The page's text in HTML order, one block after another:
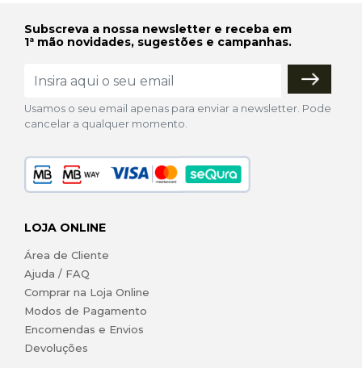
Subscreva a nossa newsletter e receba em
1ª mão novidades, sugestões e campanhas.
Usamos o seu email apenas para enviar a newsletter. Pode
cancelar a qualquer momento.
LOJA ONLINE
Área de Cliente
Ajuda / FAQ
Comprar na Loja Online
Modos de Pagamento
Encomendas e Envios
Devoluções